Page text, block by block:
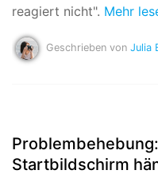
reagiert nicht". Mehr
Geschrieben von Julia
Startbildschirm